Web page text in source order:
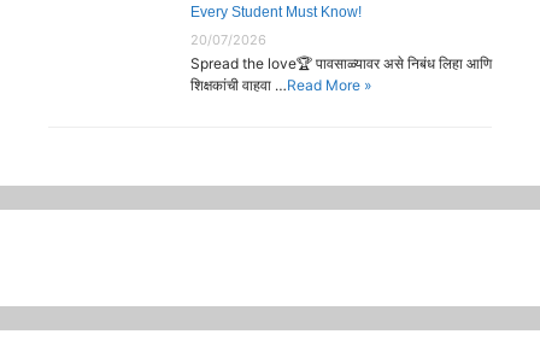
Every Student Must Know!
20/07/2026
Spread the love🏆 पावसाळ्यावर असे निबंध लिहा आणि
शिक्षकांची वाहवा …Read More »